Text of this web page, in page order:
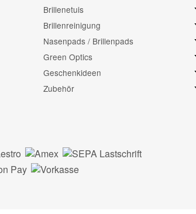
Brillenetuis
Brillenreinigung
Nasenpads / Brillenpads
Green Optics
Geschenkideen
Zubehör